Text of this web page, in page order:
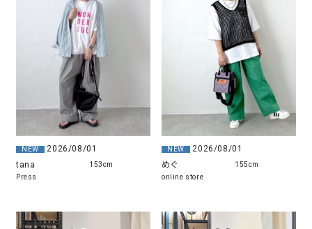
NEW
2026/08/01
tana
Press
153cm
NEW
2026/08/01
めぐ
online store
155cm